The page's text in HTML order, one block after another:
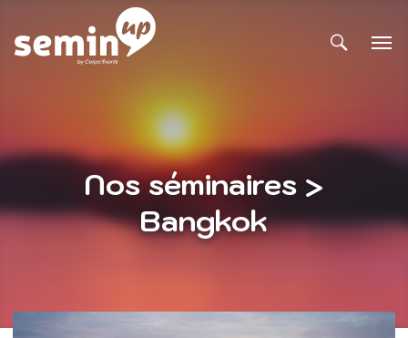
Nos séminaires >
Bangkok